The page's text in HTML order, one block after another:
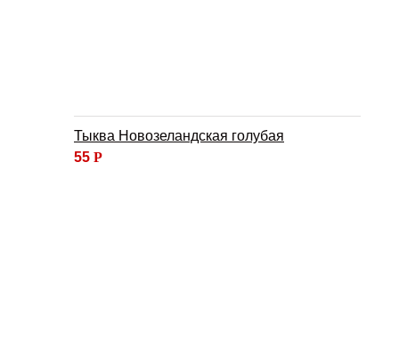
Тыква Новозеландская голубая
55 Р